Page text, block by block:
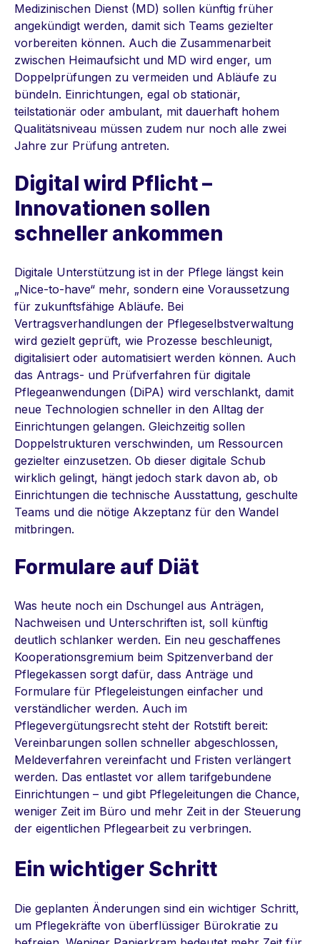
Medizinischen Dienst (MD) sollen künftig früher
angekündigt werden, damit sich Teams gezielter
vorbereiten können. Auch die Zusammenarbeit
zwischen Heimaufsicht und MD wird enger, um
Doppelprüfungen zu vermeiden und Abläufe zu
bündeln. Einrichtungen, egal ob stationär,
teilstationär oder ambulant, mit dauerhaft hohem
Qualitätsniveau müssen zudem nur noch alle zwei
Jahre zur Prüfung antreten.
Digital wird Pflicht –
Innovationen sollen
schneller ankommen
Digitale Unterstützung ist in der Pflege längst kein
„Nice-to-have“ mehr, sondern eine Voraussetzung
für zukunftsfähige Abläufe. Bei
Vertragsverhandlungen der Pflegeselbstverwaltung
wird gezielt geprüft, wie Prozesse beschleunigt,
digitalisiert oder automatisiert werden können. Auch
das Antrags- und Prüfverfahren für digitale
Pflegeanwendungen (DiPA) wird verschlankt, damit
neue Technologien schneller in den Alltag der
Einrichtungen gelangen. Gleichzeitig sollen
Doppelstrukturen verschwinden, um Ressourcen
gezielter einzusetzen. Ob dieser digitale Schub
wirklich gelingt, hängt jedoch stark davon ab, ob
Einrichtungen die technische Ausstattung, geschulte
Teams und die nötige Akzeptanz für den Wandel
mitbringen.
Formulare auf Diät
Was heute noch ein Dschungel aus Anträgen,
Nachweisen und Unterschriften ist, soll künftig
deutlich schlanker werden. Ein neu geschaffenes
Kooperationsgremium beim Spitzenverband der
Pflegekassen sorgt dafür, dass Anträge und
Formulare für Pflegeleistungen einfacher und
verständlicher werden. Auch im
Pflegevergütungsrecht steht der Rotstift bereit:
Vereinbarungen sollen schneller abgeschlossen,
Meldeverfahren vereinfacht und Fristen verlängert
werden. Das entlastet vor allem tarifgebundene
Einrichtungen – und gibt Pflegeleitungen die Chance,
weniger Zeit im Büro und mehr Zeit in der Steuerung
der eigentlichen Pflegearbeit zu verbringen.
Ein wichtiger Schritt
Die geplanten Änderungen sind ein wichtiger Schritt,
um Pflegekräfte von überflüssiger Bürokratie zu